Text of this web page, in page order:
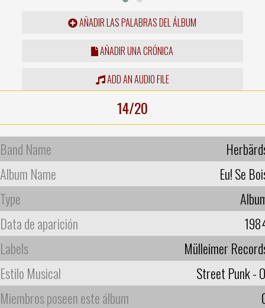
AÑADIR LAS PALABRAS DEL ÁLBUM
AÑADIR UNA CRÓNICA
ADD AN AUDIO FILE
14/20
Band Name
Album Name
Eu! Se
Type
Data de aparición
Labels
Mülleimer
Estilo Musical
Street Punk -
Miembros poseen este álbum